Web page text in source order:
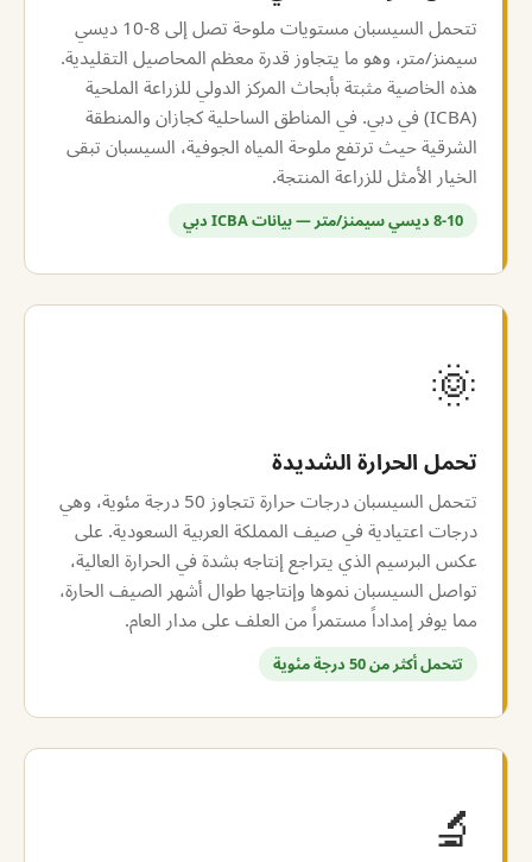
تتحمل السيسبان مستويات ملوحة تصل إلى 8-10 ديسي
سيمنز/متر، وهو ما يتجاوز قدرة معظم المحاصيل التقليدية.
هذه الخاصية مثبتة بأبحاث المركز الدولي للزراعة الملحية
(ICBA) في دبي. في المناطق الساحلية كجازان والمنطقة
الشرقية حيث ترتفع ملوحة المياه الجوفية، السيسبان تبقى
الخيار الأمثل للزراعة المنتجة.
8-10 ديسي سيمنز/متر — بيانات ICBA دبي
🌞
تحمل الحرارة الشديدة
تتحمل السيسبان درجات حرارة تتجاوز 50 درجة مئوية، وهي
درجات اعتيادية في صيف المملكة العربية السعودية. على
عكس البرسيم الذي يتراجع إنتاجه بشدة في الحرارة العالية،
تواصل السيسبان نموها وإنتاجها طوال أشهر الصيف الحارة،
مما يوفر إمداداً مستمراً من العلف على مدار العام.
تتحمل أكثر من 50 درجة مئوية
🔬